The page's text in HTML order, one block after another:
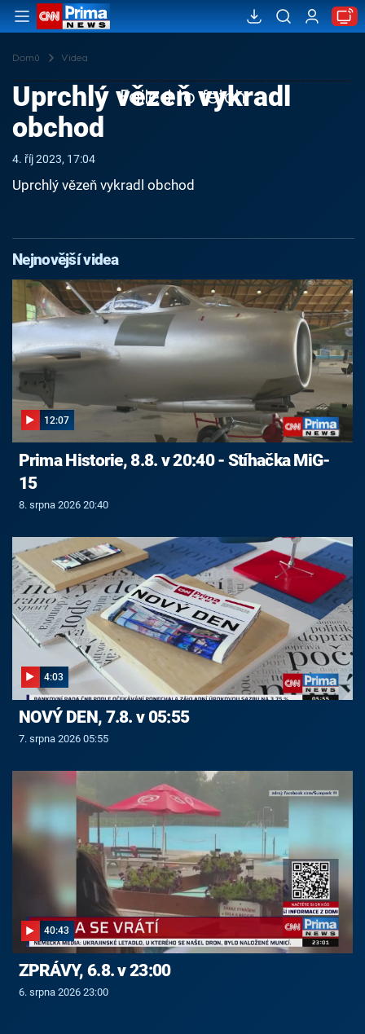
Domů Videa
Failed to fetch
Uprchlý vězeň vykradl
obchod
4. říj 2023, 17:04
Uprchlý vězeň vykradl obchod
Nejnovější videa
12:07
Prima Historie, 8.8. v 20:40 - Stíhačka MiG-
15
8. srpna 2026 20:40
4:03
NOVÝ DEN, 7.8. v 05:55
7. srpna 2026 05:55
40:43
ZPRÁVY, 6.8. v 23:00
6. srpna 2026 23:00